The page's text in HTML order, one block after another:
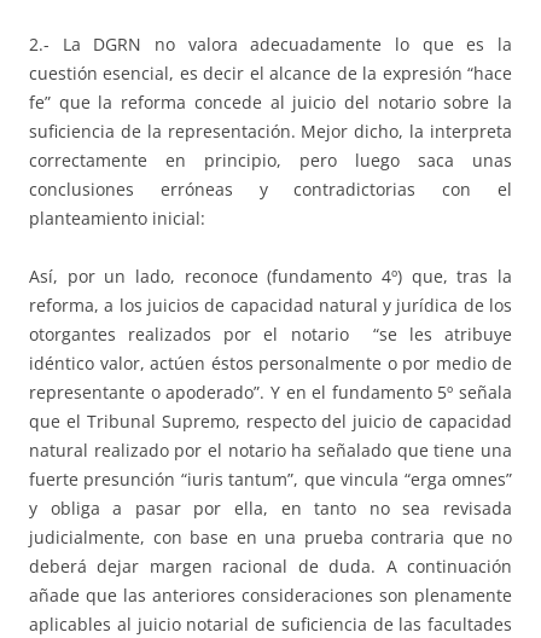
2.- La DGRN no valora adecuadamente lo que es la
cuestión esencial, es decir el alcance de la expresión “hace
fe” que la reforma concede al juicio del notario sobre la
suficiencia de la representación. Mejor dicho, la interpreta
correctamente en principio, pero luego saca unas
conclusiones erróneas y contradictorias con el
planteamiento inicial:
Así, por un lado, reconoce (fundamento 4º) que, tras la
reforma, a los juicios de capacidad natural y jurídica de los
otorgantes realizados por el notario “se les atribuye
idéntico valor, actúen éstos personalmente o por medio de
representante o apoderado”. Y en el fundamento 5º señala
que el Tribunal Supremo, respecto del juicio de capacidad
natural realizado por el notario ha señalado que tiene una
fuerte presunción “iuris tantum”, que vincula “erga omnes”
y obliga a pasar por ella, en tanto no sea revisada
judicialmente, con base en una prueba contraria que no
deberá dejar margen racional de duda. A continuación
añade que las anteriores consideraciones son plenamente
aplicables al juicio notarial de suficiencia de las facultades